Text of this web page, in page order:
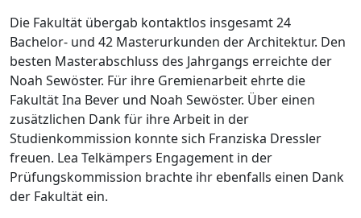
Die Fakultät übergab kontaktlos insgesamt 24
Bachelor- und 42 Masterurkunden der Architektur. Den
besten Masterabschluss des Jahrgangs erreichte der
Noah Sewöster. Für ihre Gremienarbeit ehrte die
Fakultät Ina Bever und Noah Sewöster. Über einen
zusätzlichen Dank für ihre Arbeit in der
Studienkommission konnte sich Franziska Dressler
freuen. Lea Telkämpers Engagement in der
Prüfungskommission brachte ihr ebenfalls einen Dank
der Fakultät ein.